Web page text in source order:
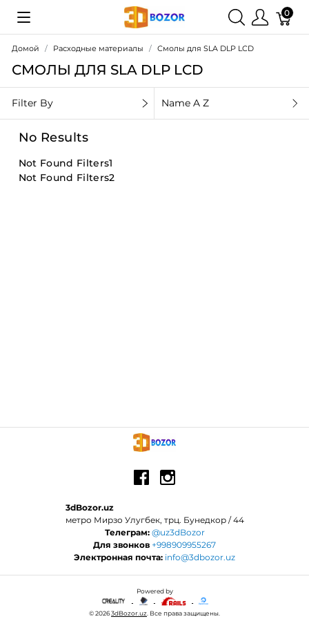
0
Домой Расходные материалы Смолы для SLA DLP LCD
СМОЛЫ ДЛЯ SLA DLP LCD
Filter By Name A Z
No Results
Not Found Filters1
Not Found Filters2
3dBozor.uz
метро Мирзо Улугбек, трц. Бунедкор / 44
Телеграм: @uz3dBozor
Для звонков +998909955267
Электронная почта: info@3dbozor.uz
Powered by
© 20263dBozor.uz . Все права защищены.